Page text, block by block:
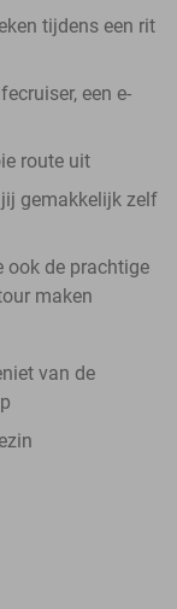
tijdens een rit
een e-
route uit
gemakkelijk zelf
ook de prachtige
maken
van de